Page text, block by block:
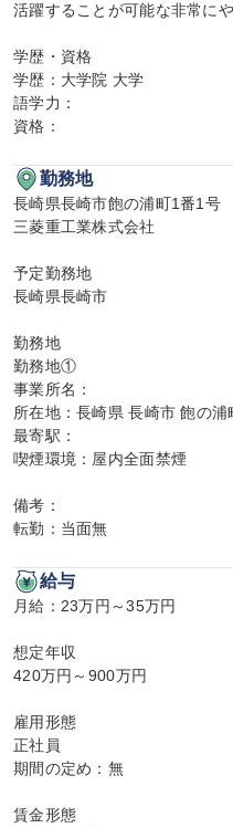
活躍することが可能な非常に
学歴・資格
学歴：大学院 大学
語学力：
資格：
勤務地
長崎県長崎市飽の浦町1番1号
三菱重工業株式会社
予定勤務地
長崎県長崎市
勤務地
勤務地①
事業所名：
所在地：長崎県 長崎市 飽の浦
最寄駅：
喫煙環境：屋内全面禁煙
備考：
転勤：当面無
給与
月給：23万円～35万円
想定年収
420万円～900万円
雇用形態
正社員
期間の定め：無
賃金形態